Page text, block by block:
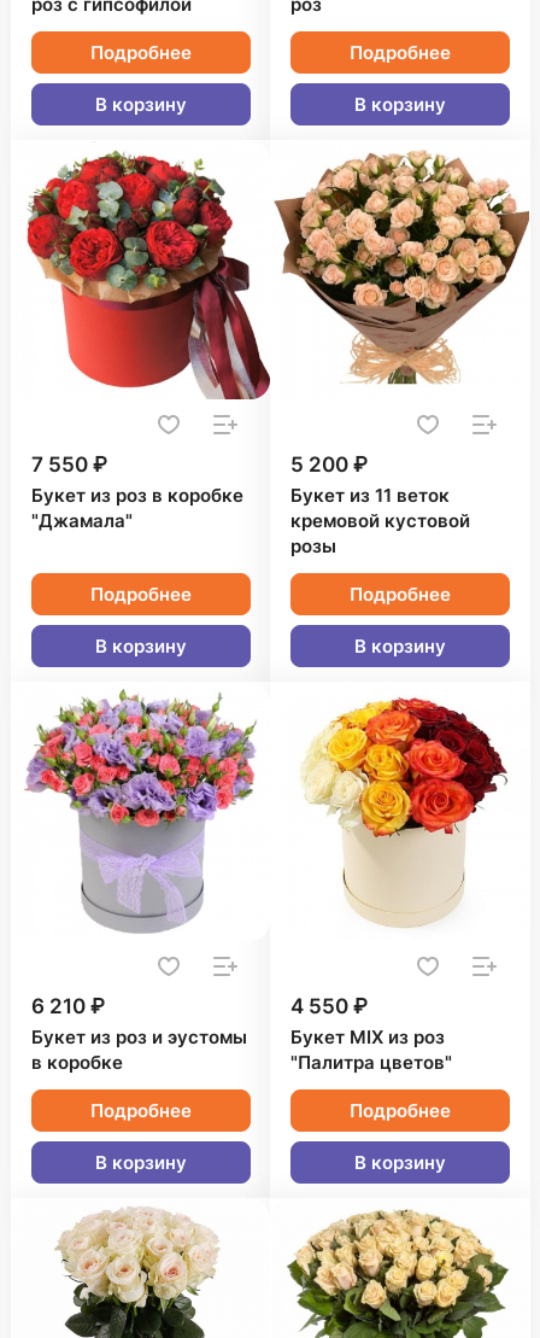
роз с гипсофилой
Подробнее
В корзину
роз
Подробнее
В корзину
7 550 ₽
Букет из роз в коробке
"Джамала"
Подробнее
В корзину
5 200 ₽
Букет из 11 веток
кремовой кустовой
розы
Подробнее
В корзину
6 210 ₽
Букет из роз и эустомы
в коробке
Подробнее
В корзину
4 550 ₽
Букет MIX из роз
"Палитра цветов"
Подробнее
В корзину